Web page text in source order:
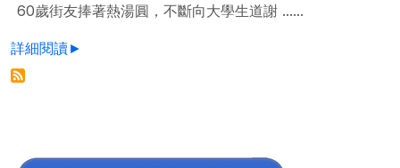
60歲街友捧著熱湯圓，不斷向大學生道謝 ......
詳細閱讀►